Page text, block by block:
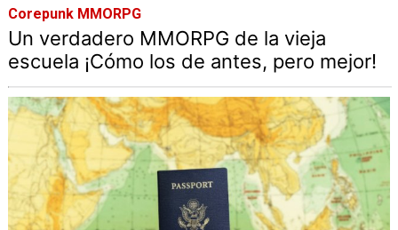
Corepunk MMORPG
Un verdadero MMORPG de la vieja
escuela ¡Cómo los de antes, pero mejor!